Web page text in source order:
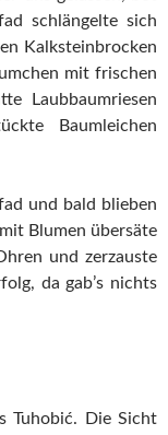
schlängelte sich
Kalksteinbrocken
mit frischen
Laubbaumriesen
Baumleichen
und bald blieben
Blumen übersäte
und zerzauste
da gab’s nichts
Tuhobić. Die Sicht